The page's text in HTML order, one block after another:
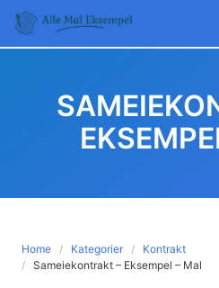
Skip
content
Home Kategorier
Kontrakt
Sameiekontrakt – Eksempel – Mal